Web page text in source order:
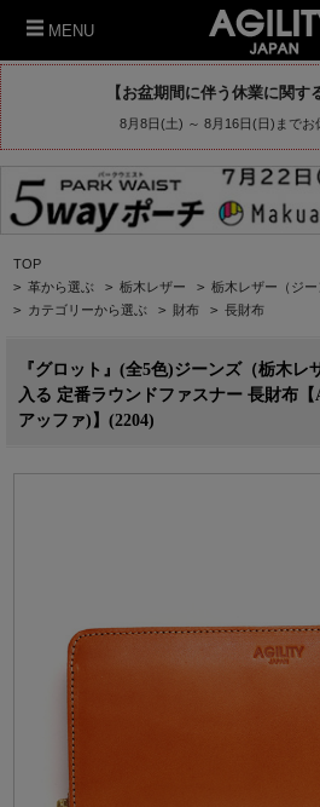
MENU
【お盆期間に伴う休業に関す
8月8日(土) ～ 8月16日(日)までお
TOP
> 革から選ぶ > 栃木レザー > 栃木レザー（ジー
> カテゴリーから選ぶ > 財布 > 長財布
『グロット』(全5色)ジーンズ（栃木
入る 定番ラウンドファスナー 長財布
アッファ)】(2204)